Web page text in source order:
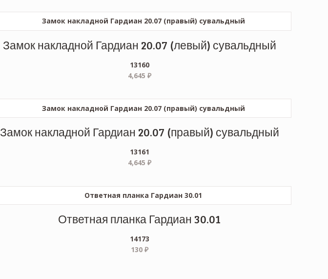
Замок накладной Гардиан 20.07 (левый) сувальдный
13160
4,645 ₽
Замок накладной Гардиан 20.07 (правый) сувальдный
13161
4,645 ₽
Ответная планка Гардиан 30.01
14173
130 ₽